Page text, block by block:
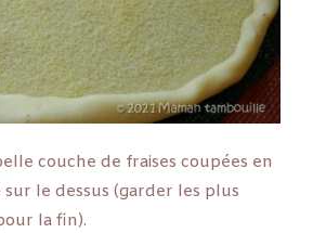
couche de fraises coupées en
sur le dessus (garder les plus
la fin).